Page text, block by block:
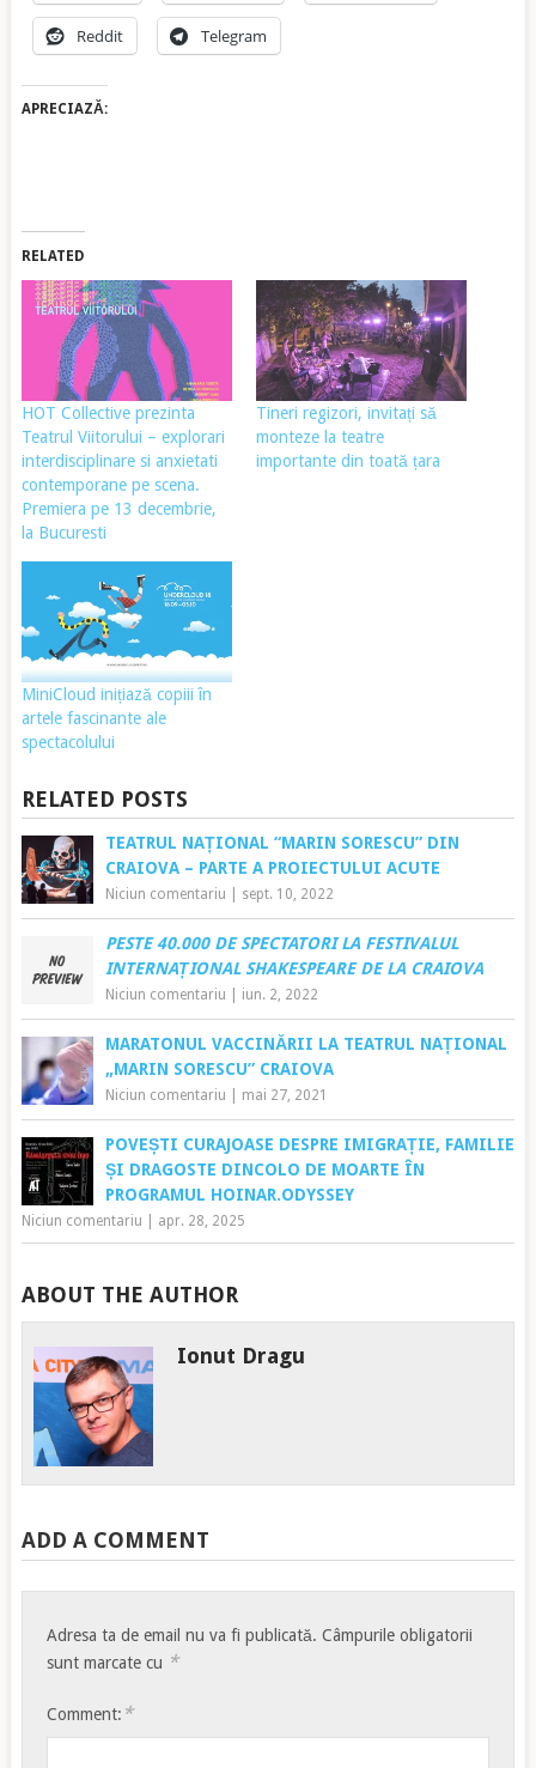
Reddit Telegram
APRECIAZĂ:
RELATED
HOT Collective prezinta
Teatrul Viitorului – explorari
interdisciplinare si anxietati
contemporane pe scena.
Premiera pe 13 decembrie,
la Bucuresti
Tineri regizori, invitați să
monteze la teatre
importante din toată țara
MiniCloud inițiază copiii în
artele fascinante ale
spectacolului
RELATED POSTS
TEATRUL NAȚIONAL “MARIN SORESCU” DIN
CRAIOVA – PARTE A PROIECTULUI ACUTE
Niciun comentariu sept. 10, 2022
PESTE 40.000 DE SPECTATORI LA FESTIVALUL
INTERNAȚIONAL SHAKESPEARE DE LA CRAIOVA
Niciun comentariu iun. 2, 2022
MARATONUL VACCINĂRII LA TEATRUL NAȚIONAL
„MARIN SORESCU” CRAIOVA
Niciun comentariu mai 27, 2021
POVEȘTI CURAJOASE DESPRE IMIGRAȚIE, FAMILIE
ȘI DRAGOSTE DINCOLO DE MOARTE ÎN
PROGRAMUL HOINAR.ODYSSEY
Niciun comentariu apr. 28, 2025
ABOUT THE AUTHOR
Ionut Dragu
ADD A COMMENT
Adresa ta de email nu va fi publicată. Câmpurile obligatorii
sunt marcate cu *
Comment: *